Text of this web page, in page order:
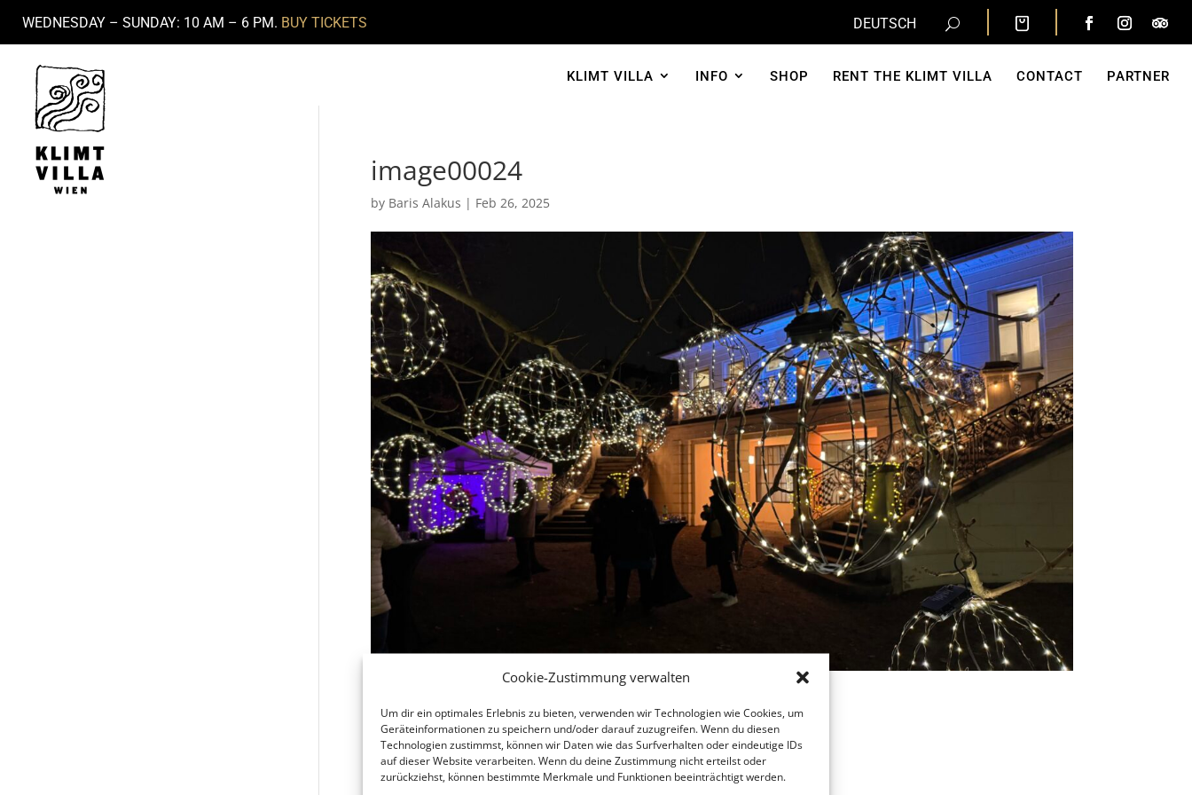
Cookie-Zustimmung verwalten
Um dir ein optimales Erlebnis zu bieten, verwenden wir Technologien wie Cookies, um
Geräteinformationen zu speichern und/oder darauf zuzugreifen. Wenn du diesen
Technologien zustimmst, können wir Daten wie das Surfverhalten oder eindeutige IDs
auf dieser Website verarbeiten. Wenn du deine Zustimmung nicht erteilst oder
zurückziehst, können bestimmte Merkmale und Funktionen beeinträchtigt werden.
WEDNESDAY – SUNDAY: 10 AM – 6 PM. BUY TICKETS DEUTSCH
KLIMT VILLA INFO SHOP RENT THE KLIMT VILLA CONTACT PARTNER
image00024
by Baris Alakus | Feb 26, 2025